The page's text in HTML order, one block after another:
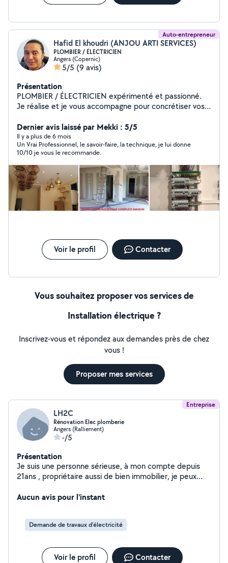
Auto-entrepreneur
Hafid El khoudri (ANJOU ARTI SERVICES)
PLOMBIER / ÉLECTRICIEN
Angers (Copernic)
5/5 (9 avis)
Présentation
PLOMBIER / ÉLECTRICIEN expérimenté et passionné.
Je réalise et je vous accompagne pour concrétiser vos
Disponible, réactif et mobile pour vos dépannages ou
prestations ponctuelles. Je vous propose mes services
pour la réalisation de vos futurs belles cuisines et salles
de bains. J'ai également des compétences en peinture,
tapisserie et montage de meubles...
Dernier avis laissé par Mekki : 5/5
Il y a plus de 6 mois
Un Vrai Professionnel, le savoir-faire, la technique, je lui donne
10/10 je vous le recommande.
Voir le profil Contacter
Vous souhaitez proposer vos services de
Installation électrique ?
Inscrivez-vous et répondez aux demandes près de chez
vous !
Proposer mes services
Entreprise
LH2C
Rénovation Elec plomberie
Angers (Ralliement)
-/5
Présentation
Je suis une personne sérieuse, à mon compte depuis
21ans , propriétaire aussi de bien immobilier, je peux
cloison, peinture en plus de l'électricité et de la
Christophe
Aucun avis pour l'instant
Demande de travaux d’électricité
Voir le profil Contacter